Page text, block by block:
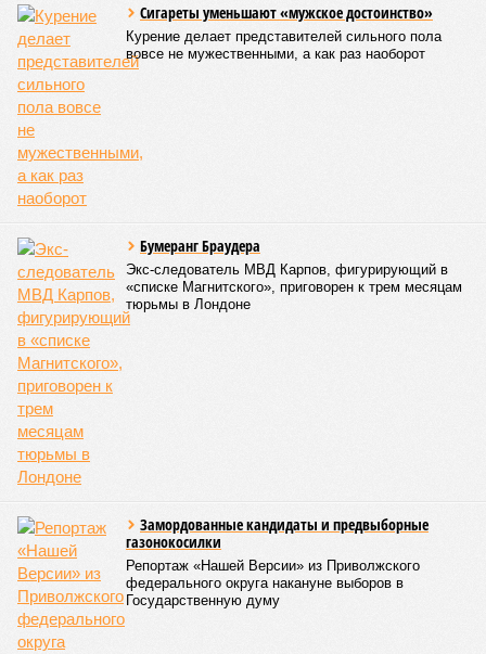
Сигареты уменьшают «мужское достоинство»
Курение делает представителей сильного пола
вовсе не мужественными, а как раз наоборот
Бумеранг Браудера
Экс-следователь МВД Карпов, фигурирующий в
«списке Магнитского», приговорен к трем месяцам
тюрьмы в Лондоне
Замордованные кандидаты и предвыборные
газонокосилки
Репортаж «Нашей Версии» из Приволжского
федерального округа накануне выборов в
Государственную думу